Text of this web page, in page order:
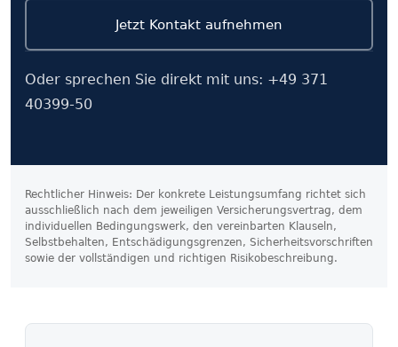
Jetzt Kontakt aufnehmen
Oder sprechen Sie direkt mit uns: +49 371
40399-50
Rechtlicher Hinweis: Der konkrete Leistungs­umfang richtet sich
ausschließlich nach dem jeweiligen Versicherungs­vertrag, dem
individuellen Bedingungs­werk, den vereinbarten Klauseln,
Selbst­behalten, Entschädigungs­grenzen, Sicherheits­vorschriften
sowie der vollständigen und richtigen Risiko­beschreibung.